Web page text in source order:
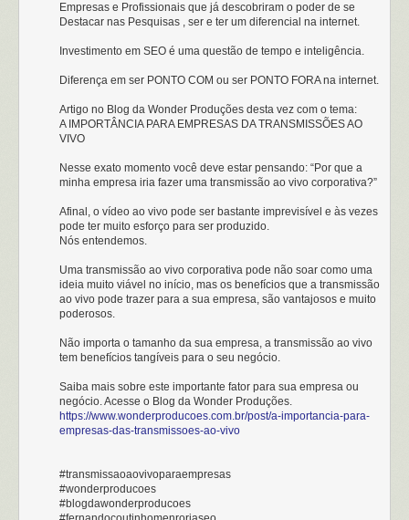
Empresas e Profissionais que já descobriram o poder de se
Destacar nas Pesquisas , ser e ter um diferencial na internet.
Investimento em SEO é uma questão de tempo e inteligência.
Diferença em ser PONTO COM ou ser PONTO FORA na internet.
Artigo no Blog da Wonder Produções desta vez com o tema:
A IMPORTÂNCIA PARA EMPRESAS DA TRANSMISSÕES AO
VIVO
Nesse exato momento você deve estar pensando: “Por que a
minha empresa iria fazer uma transmissão ao vivo corporativa?”
Afinal, o vídeo ao vivo pode ser bastante imprevisível e às vezes
pode ter muito esforço para ser produzido.
Nós entendemos.
Uma transmissão ao vivo corporativa pode não soar como uma
ideia muito viável no início, mas os benefícios que a transmissão
ao vivo pode trazer para a sua empresa, são vantajosos e muito
poderosos.
Não importa o tamanho da sua empresa, a transmissão ao vivo
tem benefícios tangíveis para o seu negócio.
Saiba mais sobre este importante fator para sua empresa ou
negócio. Acesse o Blog da Wonder Produções.
https://www.wonderproducoes.com.br/post/a-importancia-para-
empresas-das-transmissoes-ao-vivo
#transmissaoaovivoparaempresas
#wonderproducoes
#blogdawonderproducoes